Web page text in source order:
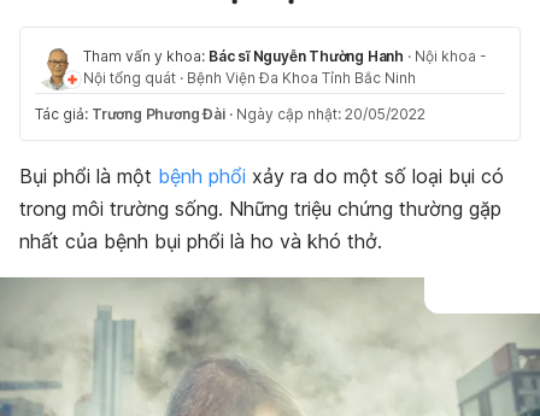
Tham vấn y khoa: Bác sĩ Nguyễn Thường Hanh · Nội khoa -
Nội tổng quát · Bệnh Viện Đa Khoa Tỉnh Bắc Ninh
Tác giả: Trương Phương Đài · Ngày cập nhật: 20/05/2022
Bụi phổi là một bệnh phổi xảy ra do một số loại bụi có
trong môi trường sống. Những triệu chứng thường gặp
nhất của bệnh bụi phổi là ho và khó thở.